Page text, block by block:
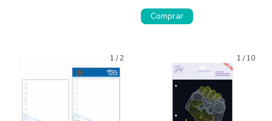
Comprar
1 /2 1 /10